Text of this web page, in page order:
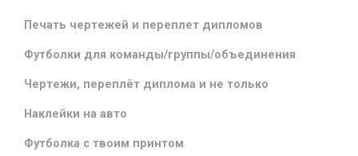
Печать чертежей и переплет дипломов
Футболки для команды/группы/объединения
Чертежи, переплёт диплома и не только
Наклейки на авто
Футболка с твоим принтом